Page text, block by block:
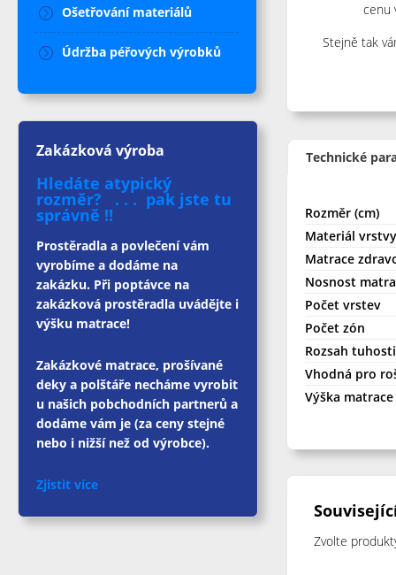
cenu
Stejně tak
Technické
Rozměr (cm)
Materiál
Matrace
Nosnost
Počet vrstev
Počet zón
Rozsah
Vhodná pro
Výška matrace
Zvolte
Ošetřování materiálů
Údržba péřových výrobků
Zakázková výroba
Hledáte atypický
rozměr? . . . pak jste tu
správně !!
Prostěradla a povlečení vám
vyrobíme a dodáme na
zakázku. Při poptávce na
zakázková prostěradla uvádějte i
výšku matrace!
Zakázkové matrace, prošívané
deky a polštáře necháme vyrobit
u našich pobchodních partnerů a
dodáme vám je (za ceny stejné
nebo i nižší než od výrobce).
Zjistit více